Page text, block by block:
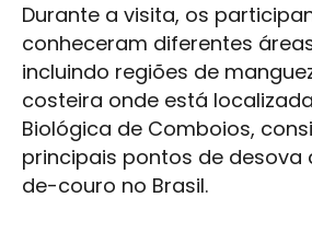
Durante a visita, os
conheceram diferentes
incluindo regiões de
costeira onde está
Biológica de Comboios,
principais pontos de
de-couro no Brasil.